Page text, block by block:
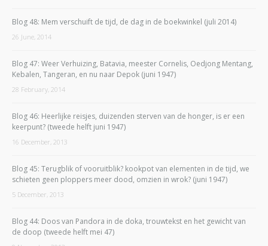
Blog 48: Mem verschuift de tijd, de dag in de boekwinkel (juli 2014)
26 June, 2014
Blog 47: Weer Verhuizing, Batavia, meester Cornelis, Oedjong Mentang,
Kebalen, Tangeran, en nu naar Depok (juni 1947)
28 February, 2014
Blog 46: Heerlijke reisjes, duizenden sterven van de honger, is er een
keerpunt? (tweede helft juni 1947)
16 December, 2013
Blog 45: Terugblik of vooruitblik? kookpot van elementen in de tijd, we
schieten geen ploppers meer dood, omzien in wrok? (juni 1947)
5 December, 2013
Blog 44: Doos van Pandora in de doka, trouwtekst en het gewicht van
de doop (tweede helft mei 47)